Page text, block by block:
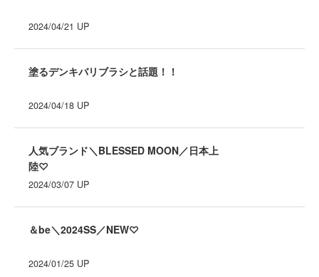
2024/04/21 UP
塗るデンキバリブラシと話題！！
2024/04/18 UP
人気ブランド＼BLESSED MOON／日本上
陸♡
2024/03/07 UP
＆be＼2024SS／NEW♡
2024/01/25 UP